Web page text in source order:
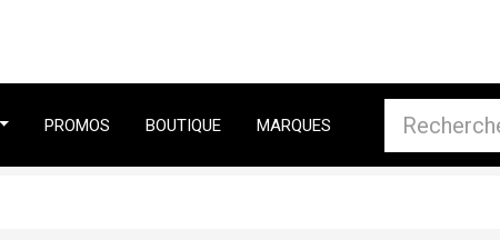
PROMOS BOUTIQUE MARQUES